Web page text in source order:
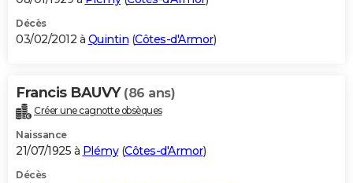
Décès
03/02/2012 à Quintin (Côtes-d'Armor)
Francis BAUVY (86 ans)
Créer une cagnotte obsèques
Naissance
21/07/1925 à Plémy(Côtes-d'Armor)
Décès